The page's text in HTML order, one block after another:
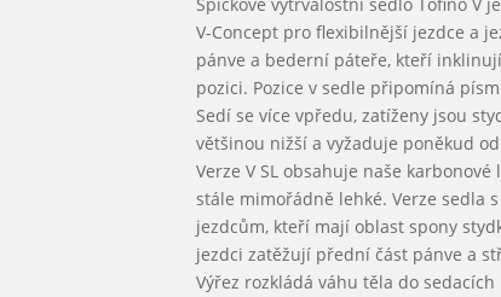
V-Concept pro flexibilnější jezdce a
pánve a bederní páteře, kteří
pozici. Pozice v sedle připomíná
Sedí se více vpředu, zatíženy jsou
většinou nižší a vyžaduje poněkud
Verze V SL obsahuje naše
stále mimořádně lehké. Verze sedla
jezdcům, kteří mají oblast spony
jezdci zatěžují přední část pánve a
Výřez rozkládá váhu těla do